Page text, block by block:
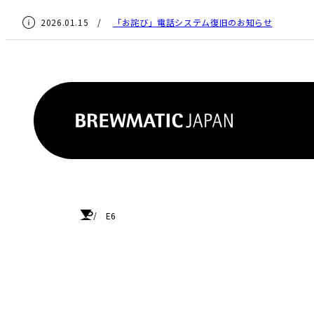
2026.01.15 / 「お詫び」電話システム復旧のお知らせ
HOME
E6